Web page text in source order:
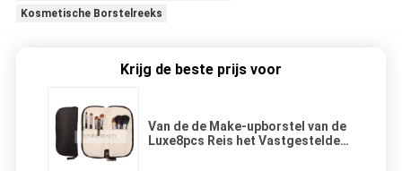
Kosmetische Borstelreeks
Krijg de beste prijs voor
Van de de Make-upborstel van de
Luxe8pcs Reis het Vastgestelde